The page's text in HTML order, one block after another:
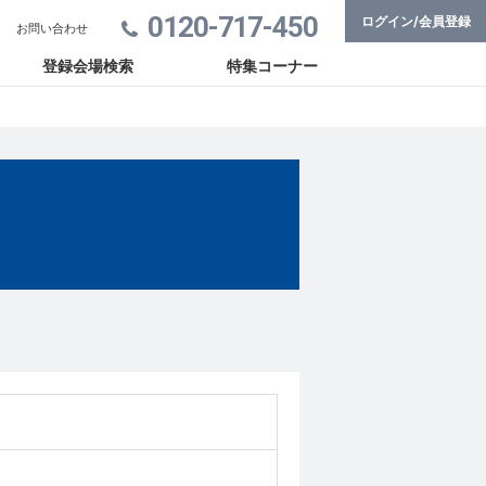
0120-717-450
登録会場検索 特集コーナー
お問い合わせ ログイン/会員登録